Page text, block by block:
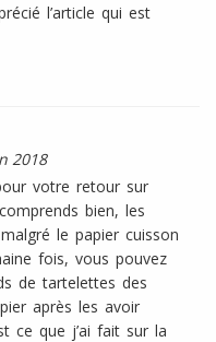
l’article qui est
2018
votre retour sur
bien, les
le papier cuisson
fois, vous pouvez
de tartelettes des
après les avoir
ce que j’ai fait sur la